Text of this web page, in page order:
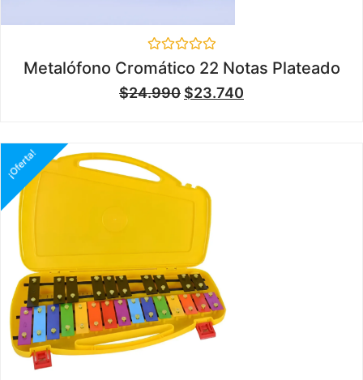
Valorado
en
0
de
Metalófono Cromático 22 Notas Plateado
$24.990 $23.740
¡Oferta!